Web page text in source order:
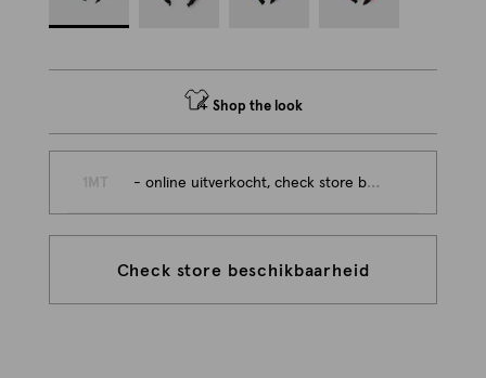
Shop the look
- online uitverkocht, check store beschikbaarheid
Check store beschikbaarheid